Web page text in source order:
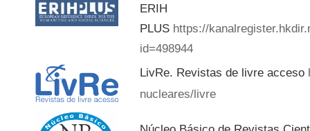
ERIH
PLUS https://
id=498944
LivRe. Revistas de livre acceso
nucleares/livre